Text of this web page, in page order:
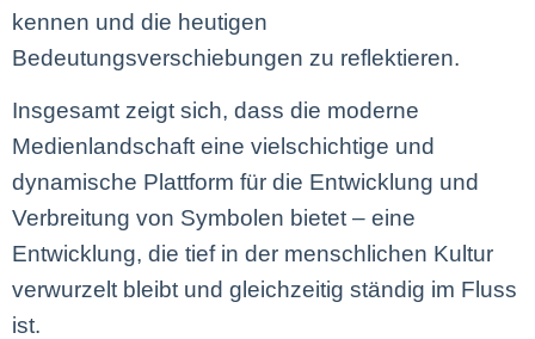
kennen und die heutigen
Bedeutungsverschiebungen zu reflektieren.
Insgesamt zeigt sich, dass die moderne
Medienlandschaft eine vielschichtige und
dynamische Plattform für die Entwicklung und
Verbreitung von Symbolen bietet – eine
Entwicklung, die tief in der menschlichen Kultur
verwurzelt bleibt und gleichzeitig ständig im Fluss
ist.